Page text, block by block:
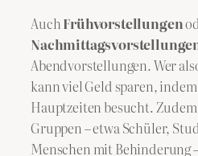
AuchFrühvorstellungen
Abendvorstellungen. Wer
kann viel Geld sparen,
Hauptzeiten besucht.
Gruppen – etwa Schüler,
Menschen mit Behinderung